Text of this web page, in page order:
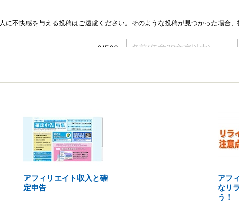
アフィリエイト収入と確
定申告
アフ
なリ
う！